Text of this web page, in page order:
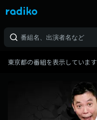
東京都の番組を表示しています